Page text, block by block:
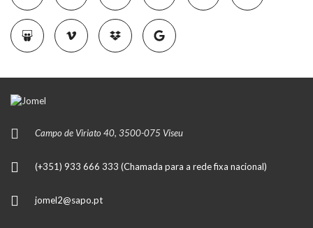
Campo de Viriato 40, 3500-075 Viseu
(+351) 933 666 333 (Chamada para a rede fixa nacional)
jomel2@sapo.pt